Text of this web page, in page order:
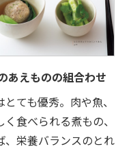
あえものの組合わせ
ても優秀。肉や魚、
食べられる煮もの、
、栄養バランスのとれ